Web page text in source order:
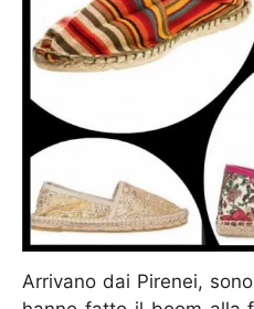
Arrivano dai Pirenei,